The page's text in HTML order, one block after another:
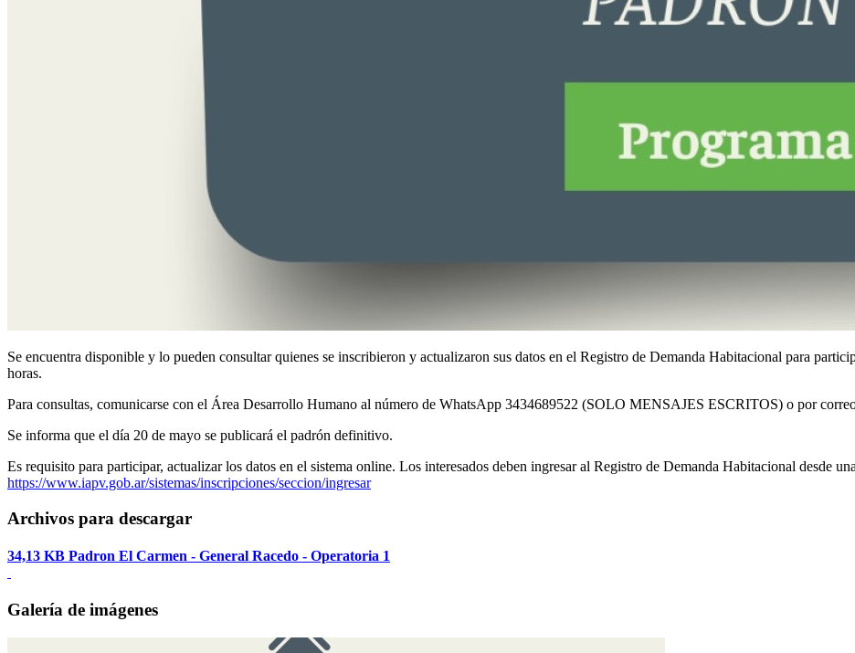
Se encuentra disponible y lo pueden consultar quienes se inscribieron y actualizaron sus datos en el Registro de Demanda Habitacional para
horas.
Para consultas, comunicarse con el Área Desarrollo Humano al número de WhatsApp 3434689522 (SOLO MENSAJES ESCRITOS) o por
Se informa que el día 20 de mayo se publicará el padrón definitivo.
Es requisito para participar, actualizar los datos en el sistema online. Los interesados deben ingresar al Registro de Demanda Habitacional desde
https://www.iapv.gob.ar/sistemas/inscripciones/seccion/ingresar
Archivos para descargar
34,13 KB Padron El Carmen - General Racedo - Operatoria 1
Galería de imágenes